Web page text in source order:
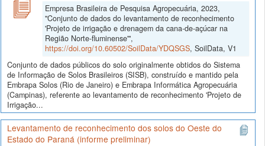
Empresa Brasileira de Pesquisa Agropecuária, 2023,
"Conjunto de dados do levantamento de reconhecimento
'Projeto de irrigação e drenagem da cana-de-açúcar na
Região Norte-fluminense'",
https://doi.org/10.60502/SoilData/YDQSGS, SoilData, V1
Conjunto de dados públicos do solo originalmente obtidos do Sistema
de Informação de Solos Brasileiros (SISB), construído e mantido pela
Embrapa Solos (Rio de Janeiro) e Embrapa Informática Agropecuária
(Campinas), referente ao levantamento de reconhecimento 'Projeto de
Irrigação...
Levantamento de reconhecimento dos solos do Oeste do
Estado do Paraná (informe preliminar)